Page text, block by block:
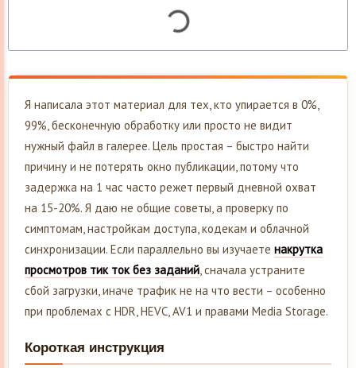
Я написала этот материал для тех, кто упирается в 0%,
99%, бесконечную обработку или просто не видит
нужный файл в галерее. Цель простая – быстро найти
причину и не потерять окно публикации, потому что
задержка на 1 час часто режет первый дневной охват
на 15-20%. Я даю не общие советы, а проверку по
симптомам, настройкам доступа, кодекам и облачной
синхронизации. Если параллельно вы изучаете накрутка
просмотров тик ток без заданий, сначала устраните
сбой загрузки, иначе трафик не на что вести – особенно
при проблемах с HDR, HEVC, AV1 и правами Media Storage.
Короткая инструкция